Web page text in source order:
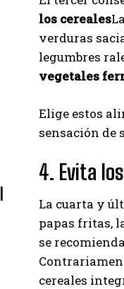
los cereales
verduras
legumbres
vegetales
Elige estos
sensación de
4. Evita
La cuarta y
papas fritas,
se
cereales